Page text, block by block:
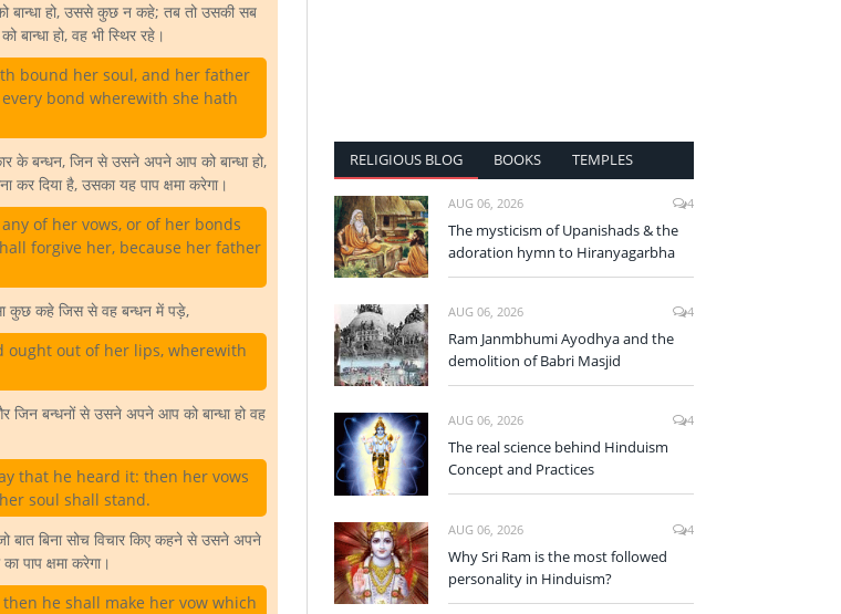
बान्धा हो, उससे कुछ न कहे; तब तो उसकी सब
हो, वह भी स्थिर रहे।
bound her soul, and her father
bond wherewith she hath
के बन्धन, जिन से उसने अपने आप को बान्धा हो,
दिया है, उसका यह पाप क्षमा करेगा।
of her vows, or of her bonds
forgive her, because her father
कुछ कहे जिस से वह बन्धन में पड़े,
ought out of her lips, wherewith
बन्धनों से उसने अपने आप को बान्धा हो वह
that he heard it: then her vows
soul shall stand.
बात बिना सोच विचार किए कहने से उसने अपने
पाप क्षमा करेगा।
he shall make her vow which
RELIGIOUS BLOG BOOKS TEMPLES
AUG 06, 2026 4
The mysticism of Upanishads & the
adoration hymn to Hiranyagarbha
AUG 06, 2026 4
Ram Janmbhumi Ayodhya and the
demolition of Babri Masjid
AUG 06, 2026 4
The real science behind Hinduism
Concept and Practices
AUG 06, 2026 4
Why Sri Ram is the most followed
personality in Hinduism?